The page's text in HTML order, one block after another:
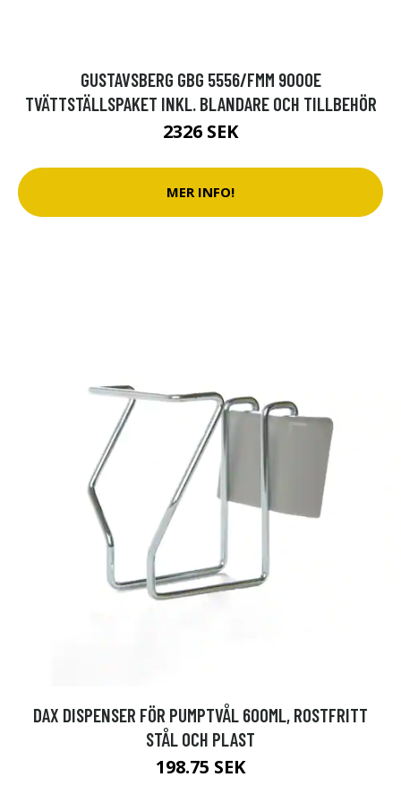
GUSTAVSBERG GBG 5556/FMM 9000E
TVÄTTSTÄLLSPAKET INKL. BLANDARE OCH TILLBEHÖR
2326 SEK
MER INFO!
DAX DISPENSER FÖR PUMPTVÅL 600ML, ROSTFRITT
STÅL OCH PLAST
198.75 SEK